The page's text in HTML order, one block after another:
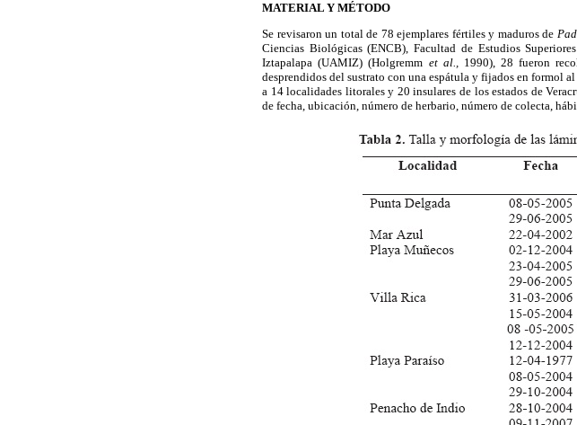
MATERIAL Y MÉTODO
Se revisaron un total de 78 ejemplares fértiles y maduros de
Ciencias Biológicas (ENCB), Facultad de Estudios
Iztapalapa (UAMIZ) (Holgremm et al.,1990), 28 fueron
desprendidos del sustrato con una espátula y fijados en formol
a 14 localidades litorales y 20 insulares de los estados de
de fecha, ubicación, número de herbario, número de colecta,